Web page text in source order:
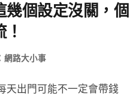
個設定沒關，個
網路大小事
天出門可能不一定會帶錢